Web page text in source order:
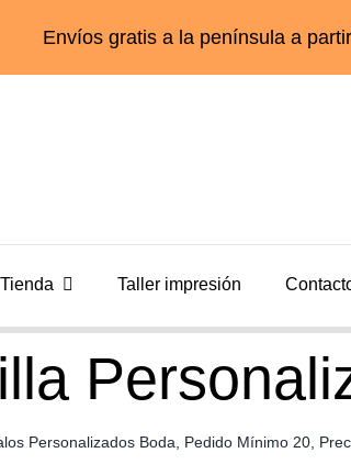
gratis a la península a partir de 55€
Tienda Taller impresión
Personalizados Boda Pedido Mínimo 20,